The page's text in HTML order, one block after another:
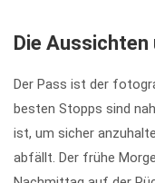
Die
Der Pass ist der
besten Stopps sind
ist, um sicher
abfällt. Der frühe